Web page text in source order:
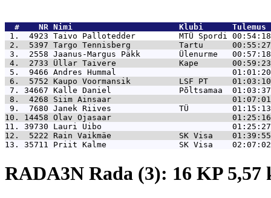
  #    NR
Nimi                      Klubi
1.  4923 Taivo Pallotedder         MTÜ Spordi 00:54:18
2.  5397 Targo Tennisberg          Tartu      00:55:27
3.  2558 Jaanus-Margus Päkk        Ülenurme
4.  2733 Üllar Taivere             Kape       00:59:23
5.  9466 Andres Hummal                        01:01:20
6.  5752 Kaupo Voormansik          LSF PT     01:03:10
7. 34667 Kalle Daniel              Põltsamaa  01:03:37
8.  4268 Siim Ainsaar                         01:07:01
9.  7680 Janek Riives              TÜ         01:15:13
10. 14458 Olav Ojasaar                         01:25:16
11. 39730 Lauri Uibo                           01:25:27
12.  5222 Rain Vaikmäe              SK Visa    01:39:55
13. 35711 Priit Kalme               SK Visa    02:07:02
RADA3N Rada (3): 16 KP